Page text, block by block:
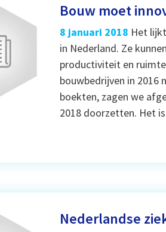
Bouw moet
8 januari 2018 Het
in Nederland. Ze
productiviteit en
bouwbedrijven in 2016
boekten, zagen we
2018 doorzetten. Het
Nederlandse